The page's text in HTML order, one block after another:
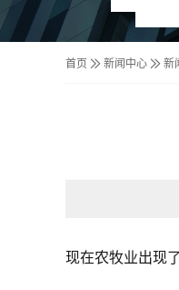
首页 新闻中心 新
现在农牧业出现